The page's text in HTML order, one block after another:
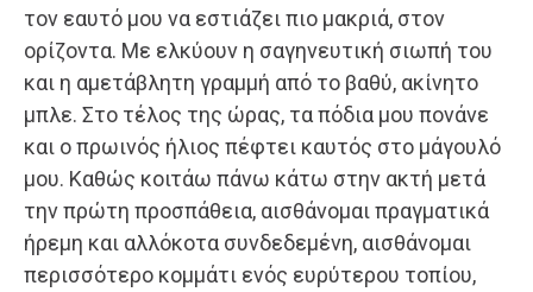
τον εαυτό μου να εστιάζει πιο μακριά, στον
ορίζοντα. Με ελκύουν η σαγηνευτική σιωπή του
και η αμετάβλητη γραμμή από το βαθύ, ακίνητο
μπλε. Στο τέλος της ώρας, τα πόδια μου πονάνε
και ο πρωινός ήλιος πέφτει καυτός στο μάγουλό
μου. Καθώς κοιτάω πάνω κάτω στην ακτή μετά
την πρώτη προσπάθεια, αισθάνομαι πραγματικά
ήρεμη και αλλόκοτα συνδεδεμένη, αισθάνομαι
περισσότερο κομμάτι ενός ευρύτερου τοπίου,